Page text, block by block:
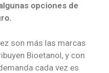
opciones de
son más las marcas
Bioetanol, y con
cada vez es